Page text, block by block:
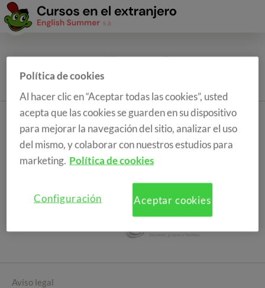
Aviso legal
Política de cookies
Al hacer clic en “Aceptar todas las cookies”, usted
acepta que las cookies se guarden en su dispositivo
para mejorar la navegación del sitio, analizar el uso
del mismo, y colaborar con nuestros estudios para
marketing. Política de cookies
Aceptar cookies
Configuración